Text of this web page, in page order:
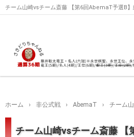
チーム山崎vsチーム斎藤 【第6回AbemaT予選B
ホーム › 非公式戦 › AbemaT › チーム
チーム山崎vsチーム斎藤 【